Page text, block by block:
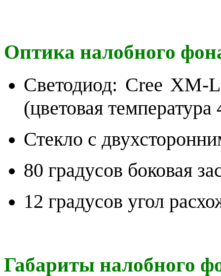
Оптика налобного
Светодиод: Cree XM-
(цветовая
Стекло с
80 градусов боковая
12 градусов угол
Габариты налобного